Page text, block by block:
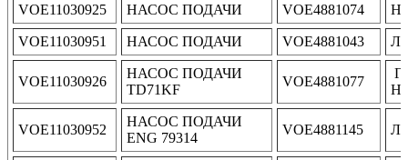
VOE11030925 НАСОС ПОДАЧИ VOE4881074
VOE11030951 НАСОС ПОДАЧИ VOE4881043
VOE11030926
НАСОС ПОДАЧИ
TD71KF
VOE4881077
VOE11030952
НАСОС ПОДАЧИ
ENG 79314
VOE4881145